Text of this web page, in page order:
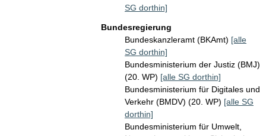
SG dorthin]
Bundesregierung
Bundeskanzleramt (BKAmt) [alle
SG dorthin]
Bundesministerium der Justiz (BMJ)
(20. WP) [alle SG dorthin]
Bundesministerium für Digitales und
Verkehr (BMDV) (20. WP) [alle SG
dorthin]
Bundesministerium für Umwelt,